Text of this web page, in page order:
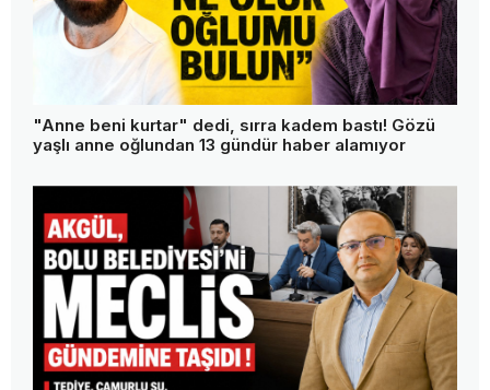
"Anne beni kurtar" dedi, sırra kadem bastı! Gözü
yaşlı anne oğlundan 13 gündür haber alamıyor